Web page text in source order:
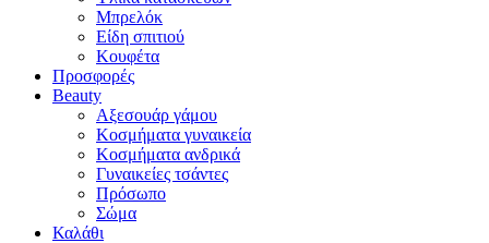
Μπρελόκ
Είδη σπιτιού
Κουφέτα
Προσφορές
Beauty
Αξεσουάρ γάμου
Κοσμήματα γυναικεία
Κοσμήματα ανδρικά
Γυναικείες τσάντες
Πρόσωπο
Σώμα
Καλάθι